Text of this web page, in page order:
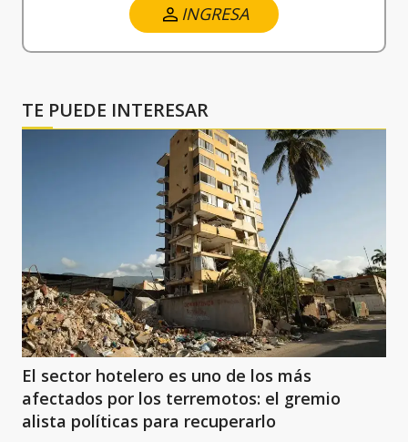
INGRESA
TE PUEDE INTERESAR
El sector hotelero es uno de los más
afectados por los terremotos: el gremio
alista políticas para recuperarlo